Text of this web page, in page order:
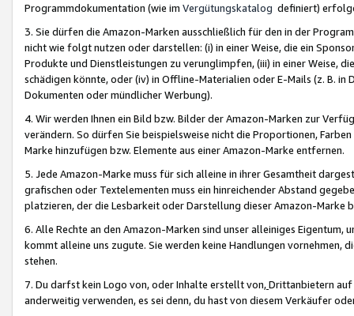
Programmdokumentation (wie im Vergütungskatalog definiert)
3. Sie dürfen die Amazon-Marken ausschließlich für den in der
nicht wie folgt nutzen oder darstellen: (i) in einer Weise, die ein
Produkte und Dienstleistungen zu verunglimpfen, (iii) in einer Weise,
schädigen könnte, oder (iv) in Offline-Materialien oder E-Mails (z. B. in
Dokumenten oder mündlicher Werbung).
4. Wir werden Ihnen ein Bild bzw. Bilder der Amazon-Marken zur
verändern. So dürfen Sie beispielsweise nicht die Proportionen,
Marke hinzufügen bzw. Elemente aus einer Amazon-Marke entfernen.
5. Jede Amazon-Marke muss für sich alleine in ihrer Gesamtheit
grafischen oder Textelementen muss ein hinreichender Abstand
platzieren, der die Lesbarkeit oder Darstellung dieser Amazon-Marke
6. Alle Rechte an den Amazon-Marken sind unser alleiniges
kommt alleine uns zugute. Sie werden keine Handlungen vornehmen,
stehen.
7. Du darfst kein Logo von, oder Inhalte erstellt von,Drittanbietern auf
anderweitig verwenden, es sei denn, du hast von diesem Verkäufer